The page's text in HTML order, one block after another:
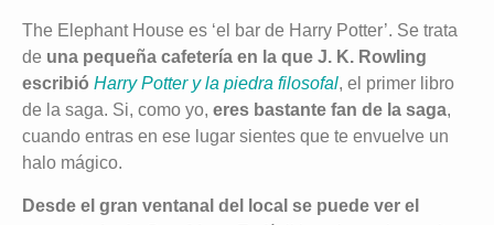
The Elephant House es ‘el bar de Harry Potter’. Se trata
de una pequeña cafetería en la que J. K. Rowling
escribió Harry Potter y la piedra filosofal, el primer libro
de la saga. Si, como yo, eres bastante fan de la saga,
cuando entras en ese lugar sientes que te envuelve un
halo mágico.
Desde el gran ventanal del local se puede ver el